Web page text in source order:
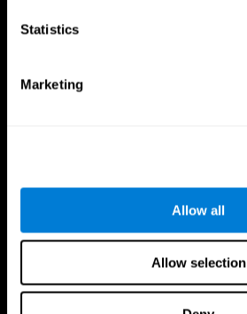
Statistics
Marketing
Allow all
Allow selection
Pratite nas
Vaš Mozak